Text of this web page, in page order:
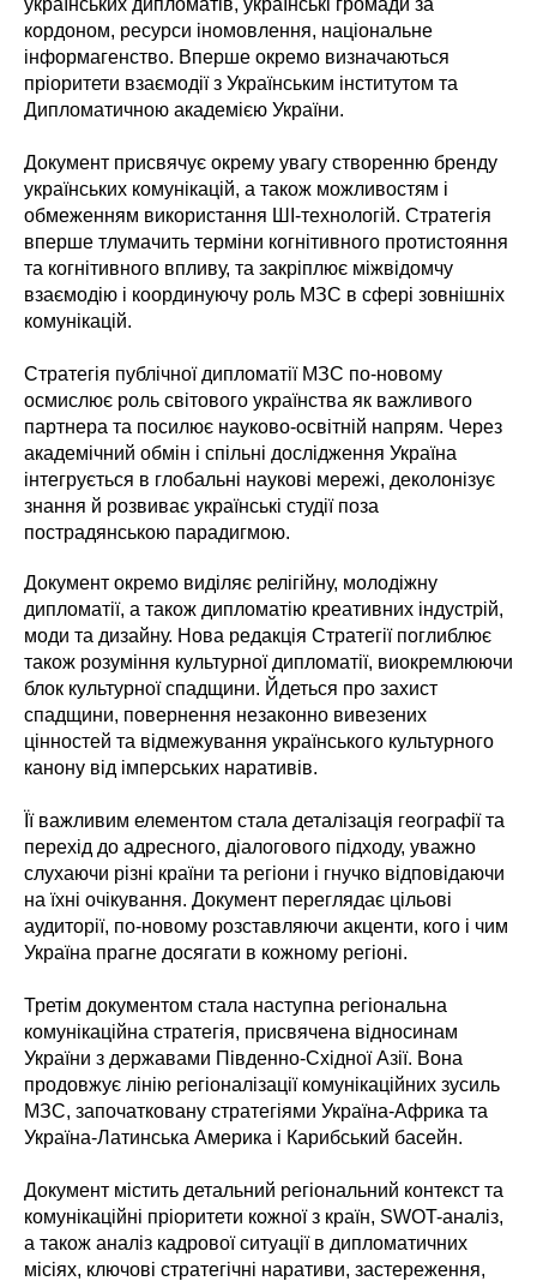
кордоном, ресурси іномовлення, національне
інформагенство. Вперше окремо визначаються
пріоритети взаємодії з Українським інститутом та
Дипломатичною академією України.
Документ присвячує окрему увагу створенню бренду
українських комунікацій, а також можливостям і
обмеженням використання ШІ-технологій. Стратегія
вперше тлумачить терміни когнітивного протистояння
та когнітивного впливу, та закріплює міжвідомчу
взаємодію і координуючу роль МЗС в сфері зовнішніх
комунікацій.
Стратегія публічної дипломатії МЗС по-новому
осмислює роль світового українства як важливого
партнера та посилює науково-освітній напрям. Через
академічний обмін і спільні дослідження Україна
інтегрується в глобальні наукові мережі, деколонізує
знання й розвиває українські студії поза
пострадянською парадигмою.
Документ окремо виділяє релігійну, молодіжну
дипломатії, а також дипломатію креативних індустрій,
моди та дизайну. Нова редакція Стратегії поглиблює
також розуміння культурної дипломатії, виокремлюючи
блок культурної спадщини. Йдеться про захист
спадщини, повернення незаконно вивезених
цінностей та відмежування українського культурного
канону від імперських наративів.
Її важливим елементом стала деталізація географії та
перехід до адресного, діалогового підходу, уважно
слухаючи різні країни та регіони і гнучко відповідаючи
на їхні очікування. Документ переглядає цільові
аудиторії, по-новому розставляючи акценти, кого і чим
Україна прагне досягати в кожному регіоні.
Третім документом стала наступна регіональна
комунікаційна стратегія, присвячена відносинам
України з державами Південно-Східної Азії. Вона
продовжує лінію регіоналізації комунікаційних зусиль
МЗС, започатковану стратегіями Україна-Африка та
Україна-Латинська Америка і Карибський басейн.
Документ містить детальний регіональний контекст та
комунікаційні пріоритети кожної з країн, SWOT-аналіз,
а також аналіз кадрової ситуації в дипломатичних
місіях, ключові стратегічні наративи, застереження,